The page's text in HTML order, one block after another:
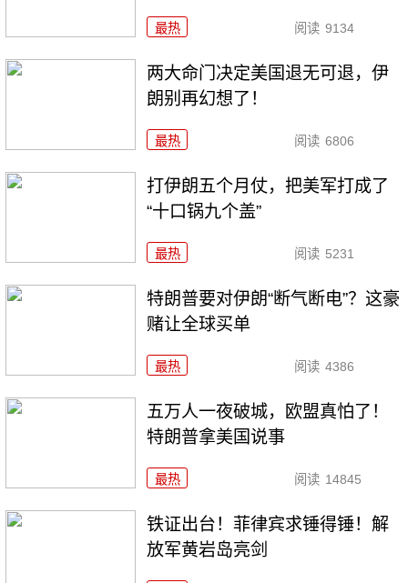
最热 阅读 9134
两大命门决定美国退无可退，伊
朗别再幻想了！
最热 阅读 6806
打伊朗五个月仗，把美军打成了
“十口锅九个盖”
最热 阅读 5231
特朗普要对伊朗“断气断电”？这豪
赌让全球买单
最热 阅读 4386
五万人一夜破城，欧盟真怕了！
特朗普拿美国说事
最热 阅读 14845
铁证出台！菲律宾求锤得锤！解
放军黄岩岛亮剑